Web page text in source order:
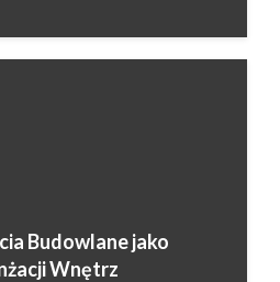
Budowlane jako
Wnętrz